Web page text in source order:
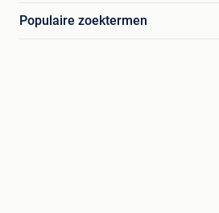
Populaire zoektermen